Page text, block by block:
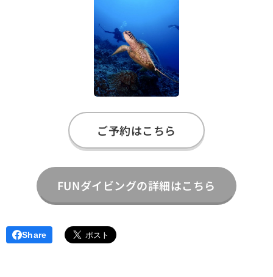
ご予約はこちら
FUNダイビングの詳細はこちら
Share